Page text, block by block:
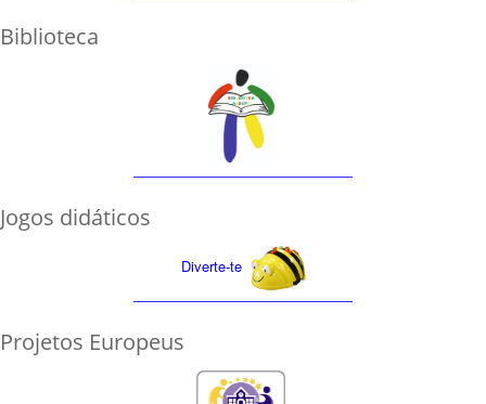
Biblioteca
Jogos didáticos
Diverte-te
Projetos Europeus